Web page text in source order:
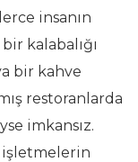
insanın
kalabalığı
bir kahve
restoranlarda
imkansız.